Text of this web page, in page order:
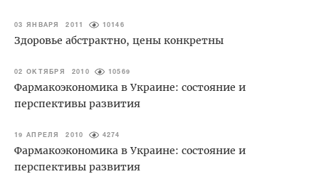
03 ЯНВАРЯ 2011 10146
Здоровье абстрактно, цены конкретны
02 ОКТЯБРЯ 2010 10569
Фармакоэкономика в Украине: состояние и
перспективы развития
19 АПРЕЛЯ 2010 4274
Фармакоэкономика в Украине: состояние и
перспективы развития